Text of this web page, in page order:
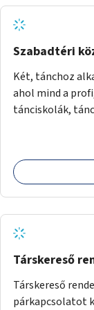
Szabadtéri
Két, tánchoz
ahol mind a
tánciskolák,
Társkereső
Társkereső
párkapcsolatot